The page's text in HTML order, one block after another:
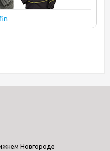
Новгороде